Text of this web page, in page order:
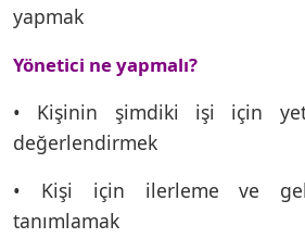
yapmak
Yönetici ne yapmalı?
• Kişinin şimdiki işi için
değerlendirmek
• Kişi için ilerleme ve
tanımlamak